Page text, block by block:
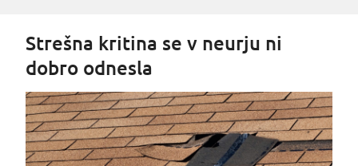
Strešna kritina se v neurju ni
dobro odnesla